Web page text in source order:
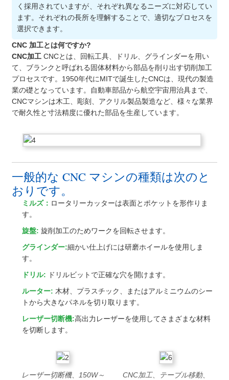
く採用されていますが、それぞれ異なるニーズに対応してい
ます。それぞれの長所を理解することで、適切なプロセスを
選択できます。
CNC 加工とは何ですか?
CNC加工CNCとは、回転工具、ドリル、グラインダーを用い
て、ブランクと呼ばれる固体材料から部品を削り出す切削加工
プロセスです。1950年代にMITで誕生したCNCは、現代の製造
業の礎となっています。自動車部品から航空宇宙用治具まで、
CNCマシンは木工、彫刻、アクリル製品製造など、様々な業界
で耐久性と寸法精度に優れた部品を生産しています。
一般的な CNC マシンの種類は次のと
おりです。
ミルズ： ロータリーカッターは表面とポケットを形作りま
す。
旋盤: 旋削加工のためワークを回転させます。
グラインダー:細かい仕上げには研磨ホイールを使用しま
す。
ドリル:
ドリルビットで正確な穴を開けます。
ルーター: 木材、プラスチック、またはアルミニウムのシー
トから大きなパネルを切り取ります。
レーザー切断機:高出力レーザーを使用してさまざまな材料
を切断します。
レーザー切断機、150W～
CNC加工、テーブル移動、